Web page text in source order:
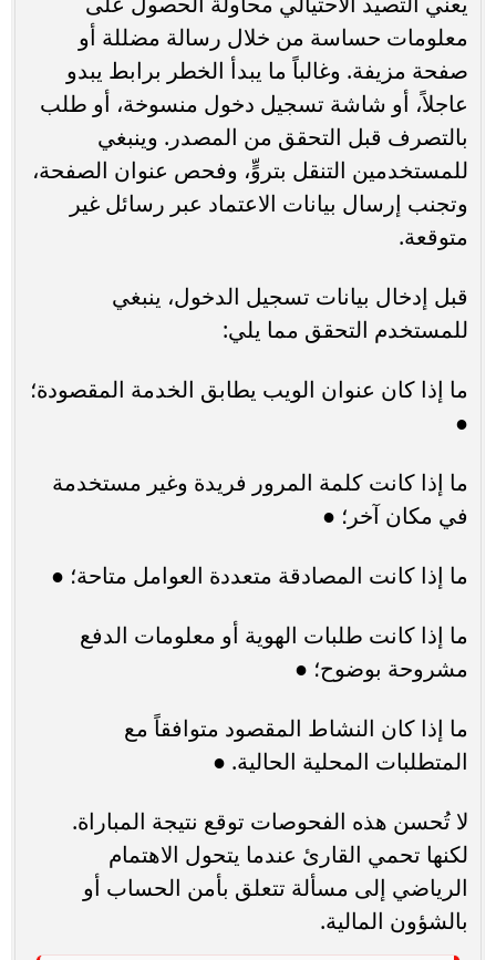
معلومات حساسة من خلال رسالة مضللة أو
صفحة مزيفة. وغالباً ما يبدأ الخطر برابط يبدو
عاجلاً، أو شاشة تسجيل دخول منسوخة، أو طلب
بالتصرف قبل التحقق من المصدر. وينبغي
للمستخدمين التنقل بتروٍّ، وفحص عنوان الصفحة،
وتجنب إرسال بيانات الاعتماد عبر رسائل غير
متوقعة.
قبل إدخال بيانات تسجيل الدخول، ينبغي
للمستخدم التحقق مما يلي:
ما إذا كان عنوان الويب يطابق الخدمة المقصودة؛
●
ما إذا كانت كلمة المرور فريدة وغير مستخدمة
في مكان آخر؛ ●
ما إذا كانت المصادقة متعددة العوامل متاحة؛ ●
ما إذا كانت طلبات الهوية أو معلومات الدفع
مشروحة بوضوح؛ ●
ما إذا كان النشاط المقصود متوافقاً مع
المتطلبات المحلية الحالية. ●
لا تُحسن هذه الفحوصات توقع نتيجة المباراة.
لكنها تحمي القارئ عندما يتحول الاهتمام
الرياضي إلى مسألة تتعلق بأمن الحساب أو
بالشؤون المالية.